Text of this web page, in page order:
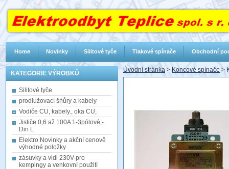
KATEGORIE VÝROBKŮ
Silitové tyče
prodlužovací šńůry a kabely
Vodiče CU, kabely., oka CU,
Jističe 0,6 až 100A 1-3pólové,-
Din L
Elektro Novinky a akční cenově
výhodné položky
zásuvky a vidl 230V-pro
kempingy a venkovní použití
Úvodní stránka > Koncové spínače >
Home Novinky Silitové tyče Tlakové spínače Obchodní